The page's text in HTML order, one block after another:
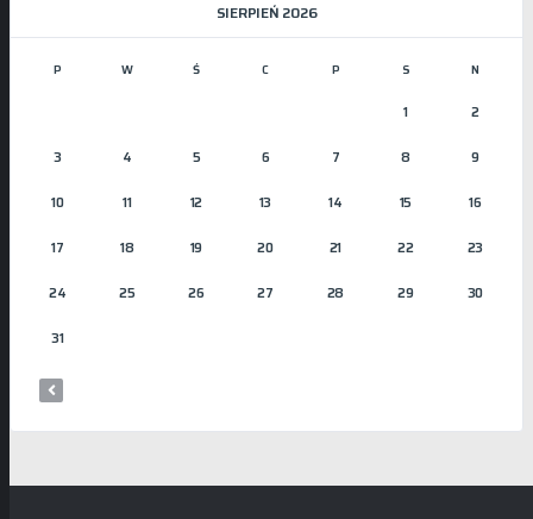
SIERPIEŃ 2026
P W Ś C P S N
1 2
3 4 5 6 7 8 9
10 11 12 13 14 15 16
17 18 19 20 21 22 23
24 25 26 27 28 29 30
31